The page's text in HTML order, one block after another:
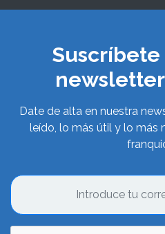
Suscríbete
Date de alta en nuestra
leído, lo más útil y lo más